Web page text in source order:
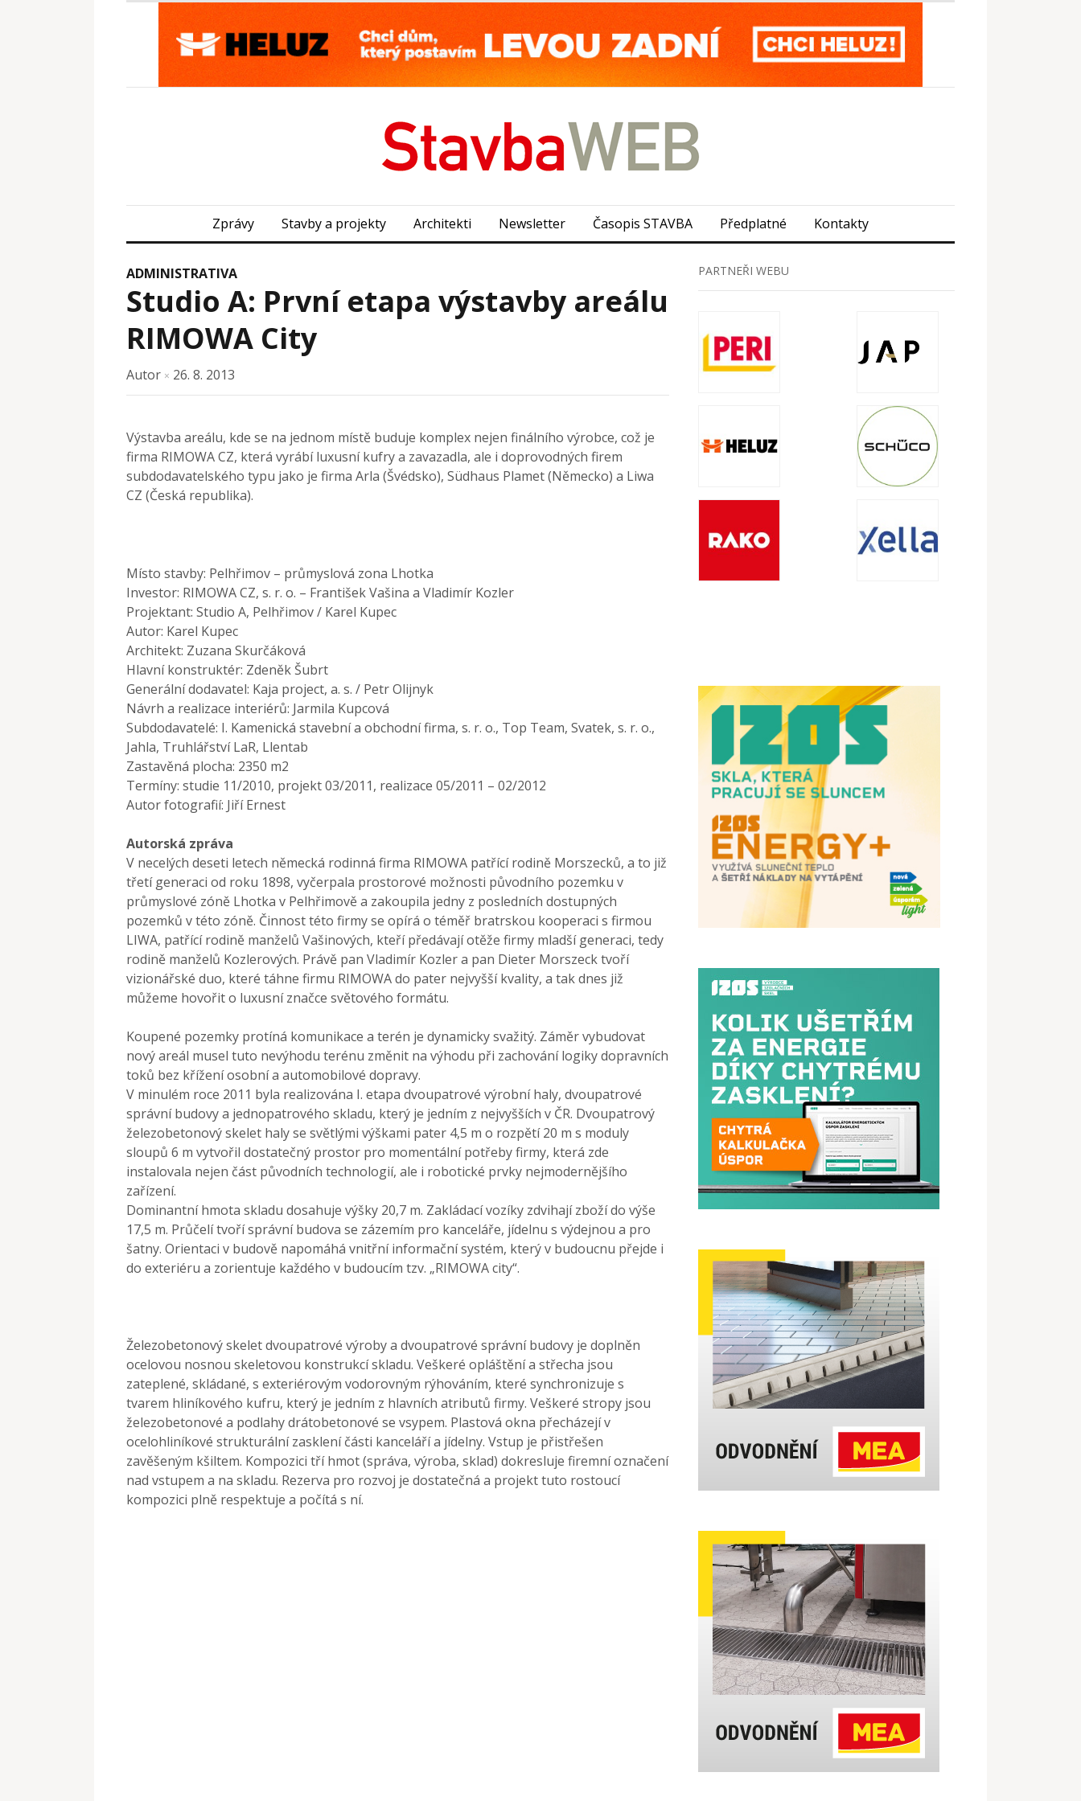
Zprávy Stavby a projekty Architekti Newsletter Časopis STAVBA Předplatné Kontakty
ADMINISTRATIVA
Studio A: První etapa výstavby areálu
RIMOWA City
Autor × 26. 8. 2013
Výstavba areálu, kde se na jednom místě buduje komplex nejen finálního výrobce, což je
firma RIMOWA CZ, která vyrábí luxusní kufry a zavazadla, ale i doprovodných firem
subdodavatelského typu jako je firma Arla (Švédsko), Südhaus Plamet (Německo) a Liwa
CZ (Česká republika).
Místo stavby: Pelhřimov – průmyslová zona Lhotka
Investor: RIMOWA CZ, s. r. o. – František Vašina a Vladimír Kozler
Projektant: Studio A, Pelhřimov / Karel Kupec
Autor: Karel Kupec
Architekt: Zuzana Skurčáková
Hlavní konstruktér: Zdeněk Šubrt
Generální dodavatel: Kaja project, a. s. / Petr Olijnyk
Návrh a realizace interiérů: Jarmila Kupcová
Subdodavatelé: I. Kamenická stavební a obchodní firma, s. r. o., Top Team, Svatek, s. r. o.,
Jahla, Truhlářství LaR, Llentab
Zastavěná plocha: 2350 m2
Termíny: studie 11/2010, projekt 03/2011, realizace 05/2011 – 02/2012
Autor fotografií: Jiří Ernest
Autorská zpráva
V necelých deseti letech německá rodinná firma RIMOWA patřící rodině Morszecků, a to již
třetí generaci od roku 1898, vyčerpala prostorové možnosti původního pozemku v
průmyslové zóně Lhotka v Pelhřimově a zakoupila jedny z posledních dostupných
pozemků v této zóně. Činnost této firmy se opírá o téměř bratrskou kooperaci s firmou
LIWA, patřící rodině manželů Vašinových, kteří předávají otěže firmy mladší generaci, tedy
rodině manželů Kozlerových. Právě pan Vladimír Kozler a pan Dieter Morszeck tvoří
vizionářské duo, které táhne firmu RIMOWA do pater nejvyšší kvality, a tak dnes již
můžeme hovořit o luxusní značce světového formátu.
Koupené pozemky protíná komunikace a terén je dynamicky svažitý. Záměr vybudovat
nový areál musel tuto nevýhodu terénu změnit na výhodu při zachování logiky dopravních
toků bez křížení osobní a automobilové dopravy.
V minulém roce 2011 byla realizována I. etapa dvoupatrové výrobní haly, dvoupatrové
správní budovy a jednopatrového skladu, který je jedním z nejvyšších v ČR. Dvoupatrový
železobetonový skelet haly se světlými výškami pater 4,5 m o rozpětí 20 m s moduly
sloupů 6 m vytvořil dostatečný prostor pro momentální potřeby firmy, která zde
instalovala nejen část původních technologií, ale i robotické prvky nejmodernějšího
zařízení.
Dominantní hmota skladu dosahuje výšky 20,7 m. Zakládací vozíky zdvihají zboží do výše
17,5 m. Průčelí tvoří správní budova se zázemím pro kanceláře, jídelnu s výdejnou a pro
šatny. Orientaci v budově napomáhá vnitřní informační systém, který v budoucnu přejde i
do exteriéru a zorientuje každého v budoucím tzv. „RIMOWA city“.
Železobetonový skelet dvoupatrové výroby a dvoupatrové správní budovy je doplněn
ocelovou nosnou skeletovou konstrukcí skladu. Veškeré opláštění a střecha jsou
zateplené, skládané, s exteriérovým vodorovným rýhováním, které synchronizuje s
tvarem hliníkového kufru, který je jedním z hlavních atributů firmy. Veškeré stropy jsou
železobetonové a podlahy drátobetonové se vsypem. Plastová okna přecházejí v
ocelohliníkové strukturální zasklení části kanceláří a jídelny. Vstup je přistřešen
zavěšeným kšiltem. Kompozici tří hmot (správa, výroba, sklad) dokresluje firemní označení
nad vstupem a na skladu. Rezerva pro rozvoj je dostatečná a projekt tuto rostoucí
kompozici plně respektuje a počítá s ní.
PARTNEŘI WEBU